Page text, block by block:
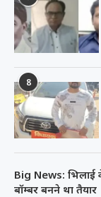
8
Big News: भिलाई
बॉम्बर बनने था तैयार